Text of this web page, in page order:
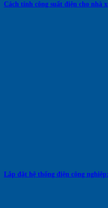
Cách tính công suất điện cho nhà
Lắp đặt hệ thống điện công